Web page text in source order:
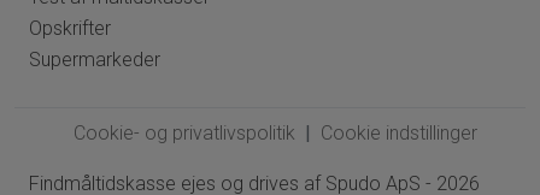
Opskrifter
Supermarkeder
Cookie- og privatlivspolitik Cookie indstillinger
Findmåltidskasse ejes og drives af Spudo ApS - 2026